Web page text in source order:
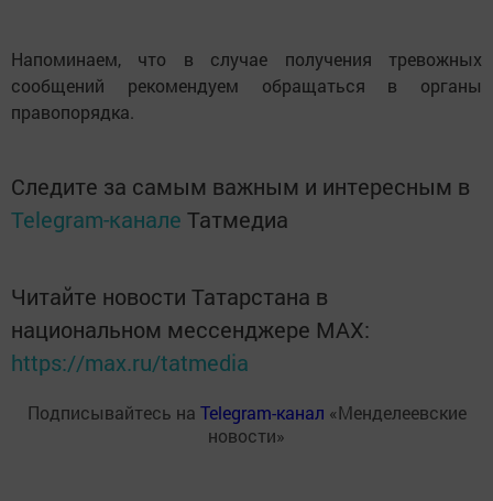
Напоминаем, что в случае получения тревожных
сообщений рекомендуем обращаться в органы
правопорядка.
Следите за самым важным и интересным в
Telegram-канале Татмедиа
Читайте новости Татарстана в
национальном мессенджере MАХ:
https://max.ru/tatmedia
Подписывайтесь на Telegram-канал «Менделеевские
новости»